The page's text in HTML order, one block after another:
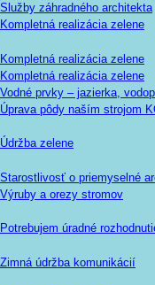
Služby záhradného architekta
Kompletná realizácia zelene
Kompletná realizácia zelene
Kompletná realizácia zelene
Vodné prvky – jazierka,
Úprava pôdy naším strojom
Údržba zelene
Starostlivosť o priemyselné
Výruby a orezy stromov
Potrebujem úradné
Zimná údržba komunikácií